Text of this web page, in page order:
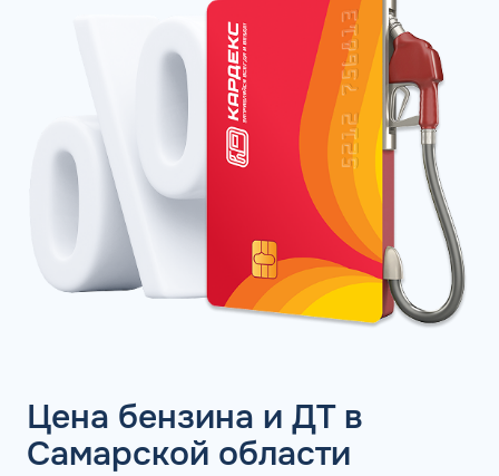
Цена бензина и ДТ в
Самарской области